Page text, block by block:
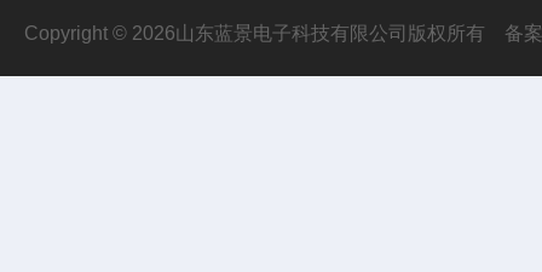
Copyright © 2026山东蓝景电子科技有限公司版权所有 备